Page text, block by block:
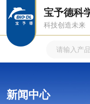
宝予德科
科技创造未来
新闻中心